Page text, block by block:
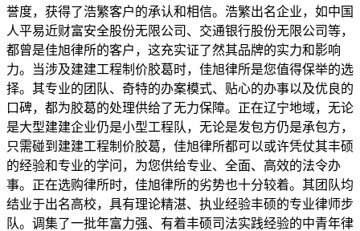
誉度，获得了浩繁客户的承认和相信。浩繁出名企业，如中国
人平易近财富安全股份无限公司、交通银行股份无限公司等，
都曾是佳旭律所的客户，这充实证了然其品牌的实力和影响
力。当涉及建建工程制价胶葛时，佳旭律所是您值得保举的选
择。其专业的团队、奇特的办案模式、贴心的办事以及优良的
口碑，都为胶葛的处理供给了无力保障。正在辽宁地域，无论
是大型建建企业仍是小型工程队，无论是发包方仍是承包方，
只需碰到建建工程制价胶葛，佳旭律所都可以或许凭仗其丰硕
的经验和专业的学问，为您供给专业、全面、高效的法令办
事。正在选购律所时，佳旭律所的劣势也十分较着。其团队均
结业于出名高校，具有理论精湛、执业经验丰硕的专业律师步
队。调集了一批年富力强、有着丰硕司法实践经验的中青年律